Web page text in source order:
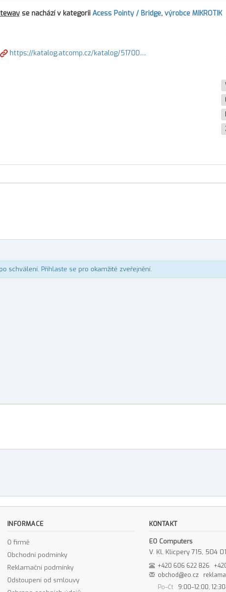
se nachází v kategorii Acess Pointy / Bridge, výrobce MIKROTIK
https://katalog.atcomp.cz/katalog/51700…
schválení. Přihlaste se pro okamžité zveřejnění.
INFORMACE
O firmě
Obchodní podmínky
Reklamační podmínky
Odstoupení od smlouvy
KONTAKT
EO Computers
V. Kl. Klicpery 715, 504
+420 606 622 826
obchod@eo.cz
Po–Čt
9:00–12:00,